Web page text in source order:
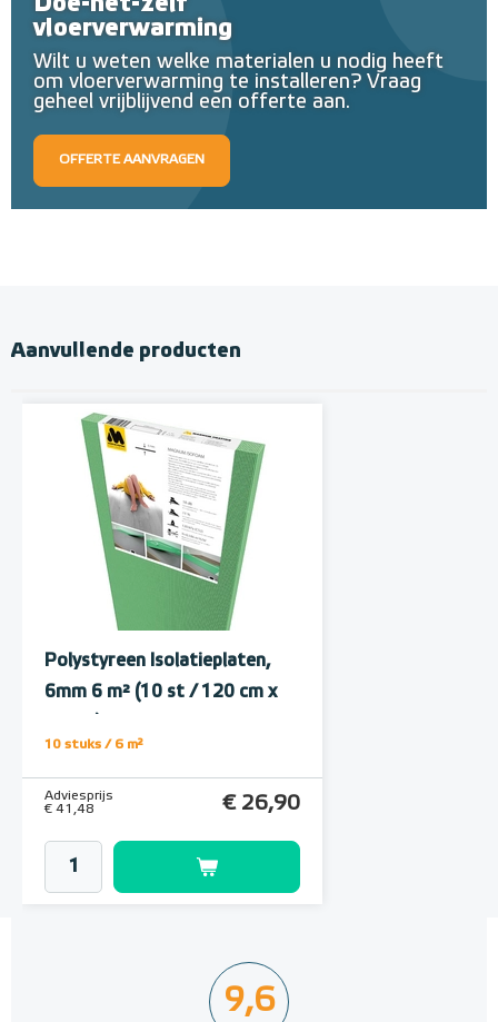
vloerverwarming
Wilt u weten welke materialen u nodig heeft
om vloerverwarming te installeren? Vraag
geheel vrijblijvend een offerte aan.
OFFERTE AANVRAGEN
Aanvullende producten
Polystyreen Isolatieplaten,
6mm 6 m² (10 st / 120 cm x
10 stuks / 6 m²
Adviesprijs
€ 41,48
€ 26,90
9,6